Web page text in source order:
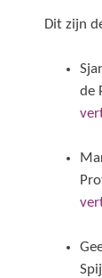
Dit zijn
de